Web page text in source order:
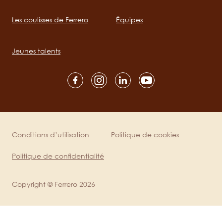
Main
Les coulisses de Ferrero Équipes
Jeunes talents
mobile
Legal
Conditions d’utilisation
Politique de confidentialité
Politique de cookies
Copyright © Ferrero 2026